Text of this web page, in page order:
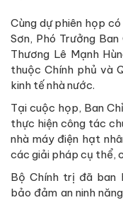
Cùng dự phiên họp
Sơn, Phó Trưởng
Thương Lê Mạnh
thuộc Chính phủ và
kinh tế nhà nước.
Tại cuộc họp, Ban
thực hiện công tác
nhà máy điện hạt
các giải pháp cụ thể,
Bộ Chính trị đã ban
bảo đảm an ninh